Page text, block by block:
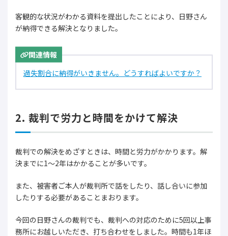
客観的な状況がわかる資料を提出したことにより、日野さん
が納得できる解決となりました。
関連情報
過失割合に納得がいきません。どうすればよいですか？
2. 裁判で労力と時間をかけて解決
裁判での解決をめざすときは、時間と労力がかかります。解
決までに1～2年はかかることが多いです。
また、被害者ご本人が裁判所で話をしたり、話し合いに参加
したりする必要があることまおります。
今回の日野さんの裁判でも、裁判への対応のために5回以上事
務所にお越しいただき、打ち合わせをしました。時間も1年ほ